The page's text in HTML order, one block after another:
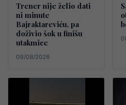
Trener nije želio dati
ni minute
Bajraktareviću, pa
doživio šok u finišu
utakmice
09/08/2026